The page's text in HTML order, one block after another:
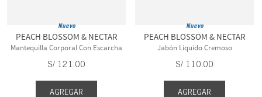
Nuevo
PEACH BLOSSOM & NECTAR
Mantequilla Corporal Con Escarcha
S/ 121 .00
AGREGAR
Nuevo
PEACH BLOSSOM & NECTAR
Jabón Líquido Cremoso
S/ 110.00
AGREGAR